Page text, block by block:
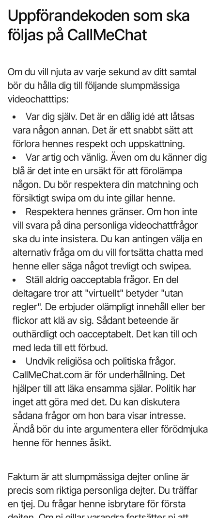
Uppförandekoden som ska
följas på CallMeChat
Om du vill njuta av varje sekund av ditt samtal
bör du hålla dig till följande slumpmässiga
videochatttips:
Var dig själv. Det är en dålig idé att låtsas
vara någon annan. Det är ett snabbt sätt att
förlora hennes respekt och uppskattning.
Var artig och vänlig. Även om du känner dig
blå är det inte en ursäkt för att förolämpa
någon. Du bör respektera din matchning och
försiktigt swipa om du inte gillar henne.
Respektera hennes gränser. Om hon inte
vill svara på dina personliga videochattfrågor
ska du inte insistera. Du kan antingen välja en
alternativ fråga om du vill fortsätta chatta med
henne eller säga något trevligt och swipea.
Ställ aldrig oacceptabla frågor. En del
deltagare tror att "virtuellt" betyder "utan
regler". De erbjuder olämpligt innehåll eller ber
flickor att klä av sig. Sådant beteende är
outhärdligt och oacceptabelt. Det kan till och
med leda till ett förbud.
Undvik religiösa och politiska frågor.
CallMeChat.com är för underhållning. Det
hjälper till att läka ensamma själar. Politik har
inget att göra med det. Du kan diskutera
sådana frågor om hon bara visar intresse.
Ändå bör du inte argumentera eller förödmjuka
henne för hennes åsikt.
Faktum är att slumpmässiga dejter online är
precis som riktiga personliga dejter. Du träffar
en tjej. Du frågar henne isbrytare för första